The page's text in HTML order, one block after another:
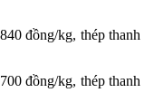
đồng/kg, thép thanh
đồng/kg, thép thanh